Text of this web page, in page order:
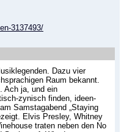
3137493/
Dazu vier
Raum bekannt.
Ach ja, und ein
zynisch finden, ideen-
Samstagabend „Staying
Elvis Presley, Whitney
traten neben den No